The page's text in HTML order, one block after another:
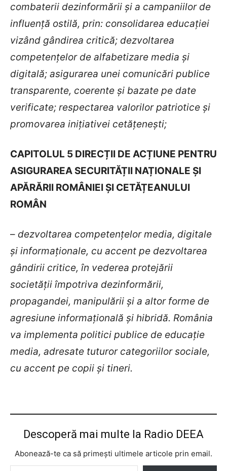
combaterii dezinformării și a campaniilor de
influență ostilă, prin: consolidarea educației
vizând gândirea critică; dezvoltarea
competențelor de alfabetizare media și
digitală; asigurarea unei comunicări publice
transparente, coerente și bazate pe date
verificate; respectarea valorilor patriotice și
promovarea inițiativei cetățenești;
CAPITOLUL 5 DIRECȚII DE ACȚIUNE PENTRU
ASIGURAREA SECURITĂȚII NAȚIONALE ȘI
APĂRĂRII ROMÂNIEI ȘI CETĂȚEANULUI
ROMÂN
– dezvoltarea competențelor media, digitale
și informaționale, cu accent pe dezvoltarea
gândirii critice, în vederea protejării
societății împotriva dezinformării,
propagandei, manipulării și a altor forme de
agresiune informațională și hibridă. România
va implementa politici publice de educație
media, adresate tuturor categoriilor sociale,
cu accent pe copii și tineri.
Descoperă mai multe la Radio DEEA
Abonează-te ca să primești ultimele articole prin email.
Tastează emailul tău...